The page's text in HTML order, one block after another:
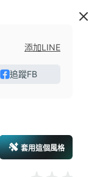
添加LINE
追蹤FB
套用這個風格